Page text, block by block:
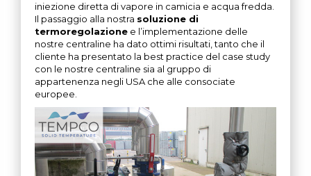
iniezione diretta di vapore in camicia e acqua fredda.
Il passaggio alla nostra soluzione di
termoregolazione e l’implementazione delle
nostre centraline ha dato ottimi risultati, tanto che il
cliente ha presentato la best practice del case study
con le nostre centraline sia al gruppo di
appartenenza negli USA che alle consociate
europee.